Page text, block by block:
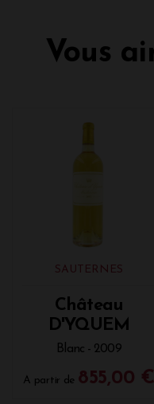
Vous
SAUTERNES
Château
D'YQUEM
Blanc - 2009
A partir de 855,00 €